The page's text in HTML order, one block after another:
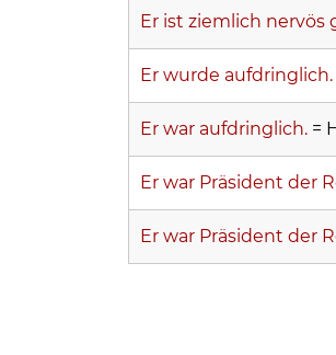
Er ist ziemlich nervös
Er wurde aufdringlich.
Er war aufdringlich. =
Er war Präsident der
Er war Präsident der